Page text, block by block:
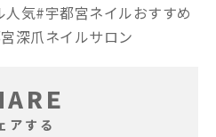
気#宇都宮ネイルおすすめ
深爪ネイルサロン
アする